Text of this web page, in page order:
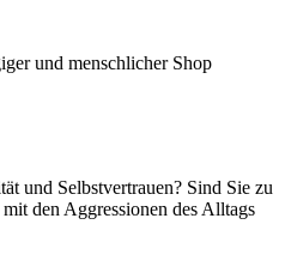
und menschlicher Shop
und Selbstvertrauen? Sind Sie zu
den Aggressionen des Alltags